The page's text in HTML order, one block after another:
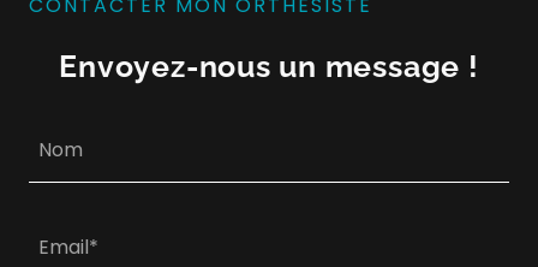
Envoyez-nous un message !
Nom
Email*